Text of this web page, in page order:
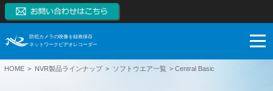
防犯カメラの映像を録画保存
ネットワークビデオレコーダー
NVRとは
HOME NVR製品ラインナップ ソフトウエア一覧 Central Basic